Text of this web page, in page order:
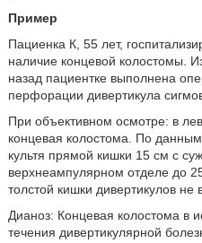
Пример
Пациенка К, 55 лет,
наличие концевой колостомы.
назад пациентке выполнена
перфорации дивертикула
При объективном осмотре: в
концевая колостома. По
культя прямой кишки 15 см с
верхнеампулярном отделе до
толстой кишки дивертикулов не
Дианоз: Концевая колостома в
течения дивертикулярной